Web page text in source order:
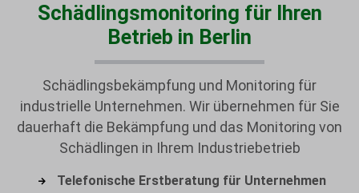
Schädlingsmonitoring für Ihren
Betrieb in Berlin
Schädlingsbekämpfung und Monitoring für
industrielle Unternehmen. Wir übernehmen für Sie
dauerhaft die Bekämpfung und das Monitoring von
Schädlingen in Ihrem Industriebetrieb
Telefonische Erstberatung für Unternehmen